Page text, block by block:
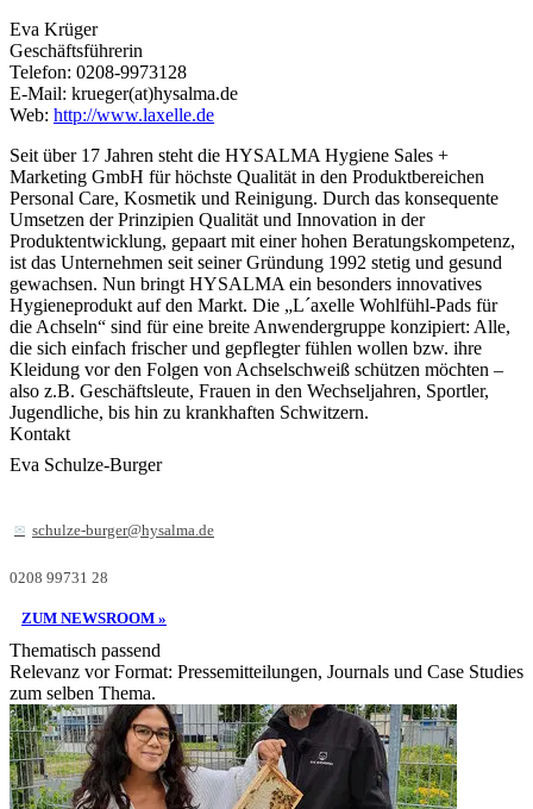
Eva Krüger
Geschäftsführerin
Telefon: 0208-9973128
E-Mail: krueger(at)hysalma.de
Web: http://www.laxelle.de
Seit über 17 Jahren steht die HYSALMA Hygiene Sales +
Marketing GmbH für höchste Qualität in den Produktbereichen
Personal Care, Kosmetik und Reinigung. Durch das konsequente
Umsetzen der Prinzipien Qualität und Innovation in der
Produktentwicklung, gepaart mit einer hohen Beratungskompetenz,
ist das Unternehmen seit seiner Gründung 1992 stetig und gesund
gewachsen. Nun bringt HYSALMA ein besonders innovatives
Hygieneprodukt auf den Markt. Die „L´axelle Wohlfühl-Pads für
die Achseln“ sind für eine breite Anwendergruppe konzipiert: Alle,
die sich einfach frischer und gepflegter fühlen wollen bzw. ihre
Kleidung vor den Folgen von Achselschweiß schützen möchten –
also z.B. Geschäftsleute, Frauen in den Wechseljahren, Sportler,
Jugendliche, bis hin zu krankhaften Schwitzern.
Kontakt
Eva Schulze-Burger
schulze-burger@hysalma.de
0208 99731 28
ZUM NEWSROOM »
Thematisch passend
Relevanz vor Format: Pressemitteilungen, Journals und Case Studies
zum selben Thema.